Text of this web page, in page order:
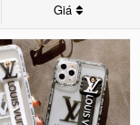
Giá